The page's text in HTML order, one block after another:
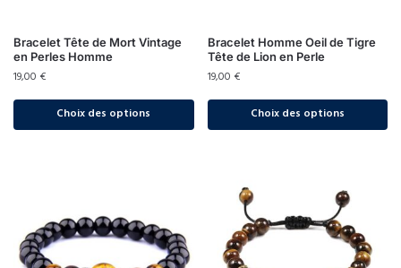
Bracelet Tête de Mort Vintage
en Perles Homme
19,00 €
Choix des options
Bracelet Homme Oeil de Tigre
Tête de Lion en Perle
19,00 €
Choix des options